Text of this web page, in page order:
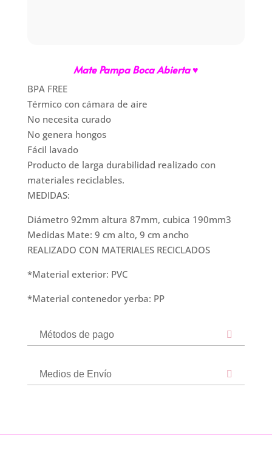
Mate Pampa Boca Abierta ♥
BPA FREE
Térmico con cámara de aire
No necesita curado
No genera hongos
Fácil lavado
Producto de larga durabilidad realizado con
materiales reciclables.
​MEDIDAS:
Diámetro 92mm altura 87mm, cubica 190mm3
Medidas Mate: 9 cm alto, 9 cm ancho
REALIZADO CON MATERIALES RECICLADOS
*Material exterior: PVC
*Material contenedor yerba: PP
Métodos de pago
Medios de Envío